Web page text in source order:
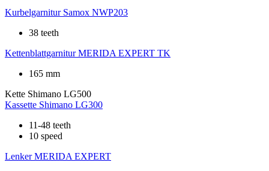
Kurbelgarnitur Samox NWP203
38 teeth
Kettenblattgarnitur MERIDA EXPERT TK
165 mm
Kette Shimano LG500
Kassette Shimano LG300
11-48 teeth
10 speed
Lenker MERIDA EXPERT